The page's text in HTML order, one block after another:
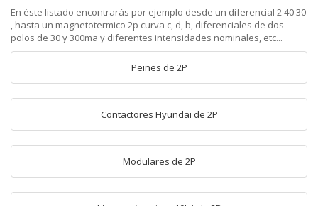
En éste listado encontrarás por ejemplo desde un diferencial 2 40 30
, hasta un magnetotermico 2p curva c, d, b, diferenciales de dos
polos de 30 y 300ma y diferentes intensidades nominales, etc...
Peines de 2P
Contactores Hyundai de 2P
Modulares de 2P